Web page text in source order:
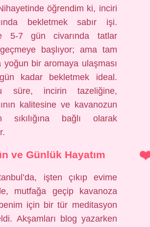
öğrendim ki, inciri
bekletmek sabır işi.
5-7 gün civarında tatlar
başlıyor; ama tam
yoğun bir aromaya ulaşması
kadar bekletmek ideal.
süre, incirin tazeliğine,
kalitesine ve kavanozun
sıkılığına bağlı olarak
ve Günlük Hayatım
işten çıkıp evime
mutfağa geçip kavanoza
için bir tür meditasyon
Akşamları blog yazarken